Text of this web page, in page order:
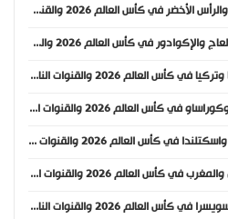
موعد مباراة إسبانيا والرأس الأخضر في كأس العالم 2026 والقنوات الناقلة
موعد مباراة ساحل العاج والإكوادور في كأس العالم 2026 والقنوات الناقلة
موعد مباراة أستراليا وتركيا في كأس العالم 2026 والقنوات الناقلة
موعد مباراة ألمانيا وكوراساو في كأس العالم 2026 والقنوات الناقلة
موعد مباراة هايتي واسكتلندا في كأس العالم 2026 والقنوات الناقلة
موعد مباراة البرازيل والمغرب في كأس العالم 2026 والقنوات الناقلة
موعد مباراة قطر وسويسرا في كأس العالم 2026 والقنوات الناقلة